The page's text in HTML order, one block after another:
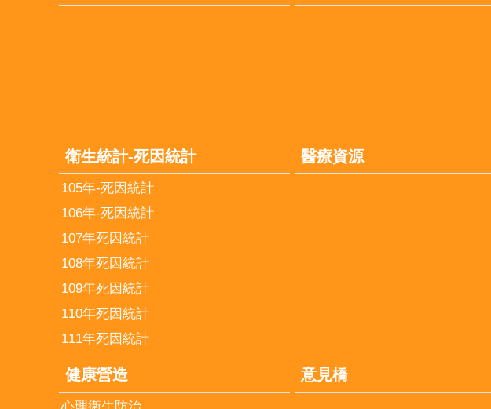
衛生統計-死因統計
105年-死因統計
106年-死因統計
107年死因統計
108年死因統計
109年死因統計
110年死因統計
111年死因統計
醫療資源
健康營造 意見橋